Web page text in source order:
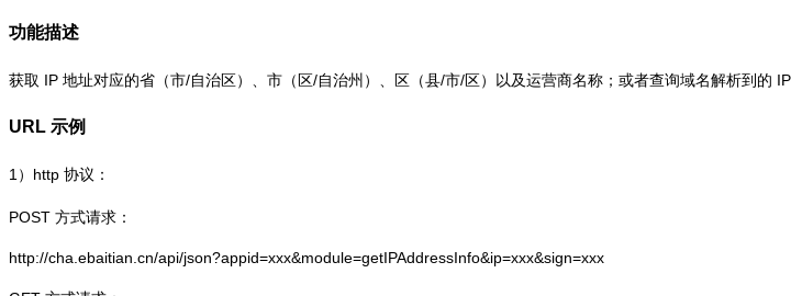
功能描述
获取 IP 地址对应的省（市/自治区）、市（区/自治州）、区（县/市/区）以及运营商名称；或者查询域名解析到的
URL 示例
1） http 协议：
POST 方式请求：
http://cha.ebaitian.cn/api/json?appid=xxx&module=getIPAddressInfo&ip=xxx&sign=xxx